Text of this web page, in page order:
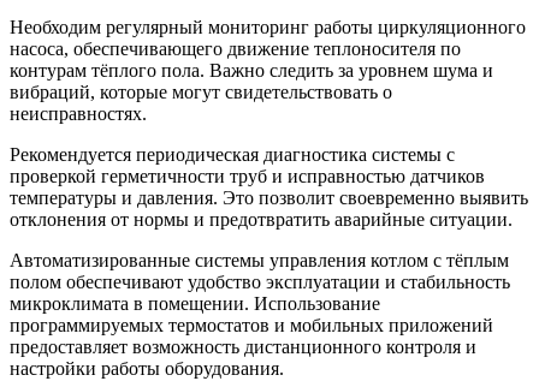
Необходим регулярный мониторинг работы циркуляционного
насоса, обеспечивающего движение теплоносителя по
контурам тёплого пола. Важно следить за уровнем шума и
вибраций, которые могут свидетельствовать о
неисправностях.
Рекомендуется периодическая диагностика системы с
проверкой герметичности труб и исправностью датчиков
температуры и давления. Это позволит своевременно выявить
отклонения от нормы и предотвратить аварийные ситуации.
Автоматизированные системы управления котлом с тёплым
полом обеспечивают удобство эксплуатации и стабильность
микроклимата в помещении. Использование
программируемых термостатов и мобильных приложений
предоставляет возможность дистанционного контроля и
настройки работы оборудования.